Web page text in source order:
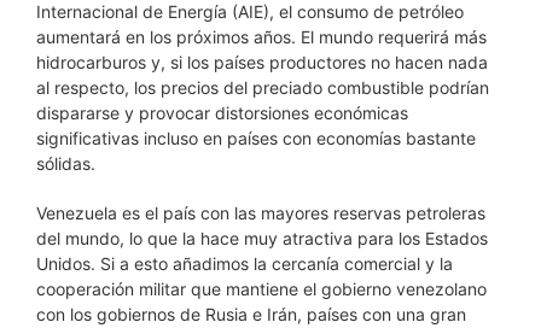
Internacional de Energía (AIE), el consumo de petróleo
aumentará en los próximos años. El mundo requerirá más
hidrocarburos y, si los países productores no hacen nada
al respecto, los precios del preciado combustible podrían
dispararse y provocar distorsiones económicas
significativas incluso en países con economías bastante
sólidas.
Venezuela es el país con las mayores reservas petroleras
del mundo, lo que la hace muy atractiva para los Estados
Unidos. Si a esto añadimos la cercanía comercial y la
cooperación militar que mantiene el gobierno venezolano
con los gobiernos de Rusia e Irán, países con una gran